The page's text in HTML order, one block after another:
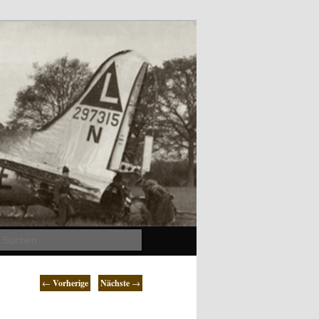
← Vorherige Nächste →